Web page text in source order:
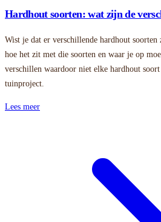
Hardhout soorten: wat zijn de
Wist je dat er verschillende hardhout
hoe het zit met die soorten en waar je op
verschillen waardoor niet elke hardhout
tuinproject.
Lees meer